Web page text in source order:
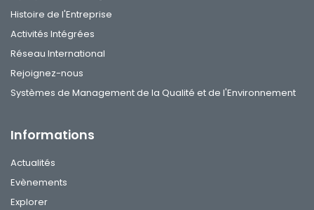
Histoire de l'Entreprise
Activités Intégrées
Réseau International
Rejoignez-nous
Systèmes de Management de la Qualité et de l'Environnement
Informations
Actualités
Evènements
Explorer